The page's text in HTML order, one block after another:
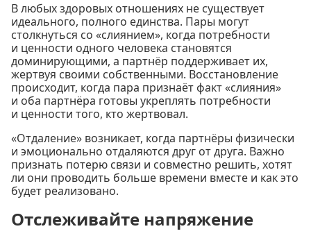
В любых здоровых отношениях не существует
идеального, полного единства. Пары могут
столкнуться со «слиянием», когда потребности
и ценности одного человека становятся
доминирующими, а партнёр поддерживает их,
жертвуя своими собственными. Восстановление
происходит, когда пара признаёт факт «слияния»
и оба партнёра готовы укреплять потребности
и ценности того, кто жертвовал.
«Отдаление» возникает, когда партнёры физически
и эмоционально отдаляются друг от друга. Важно
признать потерю связи и совместно решить, хотят
ли они проводить больше времени вместе и как это
будет реализовано.
Отслеживайте напряжение